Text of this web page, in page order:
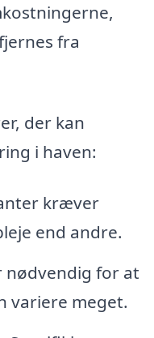
fra
der kan
i haven:
kræver
end andre.
nødvendig for at
variere meget.